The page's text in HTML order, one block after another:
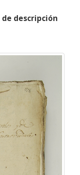
descripción